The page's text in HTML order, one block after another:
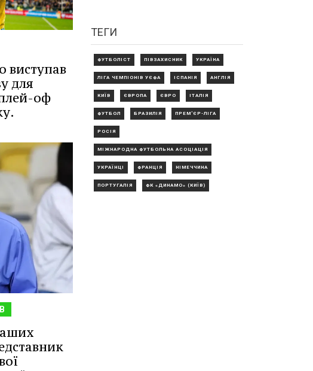
виступав
для
оф
ТЕГИ
ФУТБОЛІСТ ПІВЗАХИСНИК УКРАЇНА
ЛІГА ЧЕМПІОНІВ УЄФА ІСПАНІЯ АНГЛІЯ
КИЇВ ЄВРОПА ЄВРО ІТАЛІЯ
ФУТБОЛ БРАЗИЛІЯ ПРЕМ'ЄР-ЛІГА
РОСІЯ
МІЖНАРОДНА ФУТБОЛЬНА АСОЦІАЦІЯ
УКРАЇНЦІ ФРАНЦІЯ НІМЕЧЧИНА
ПОРТУГАЛІЯ ФК «ДИНАМО» (КИЇВ)